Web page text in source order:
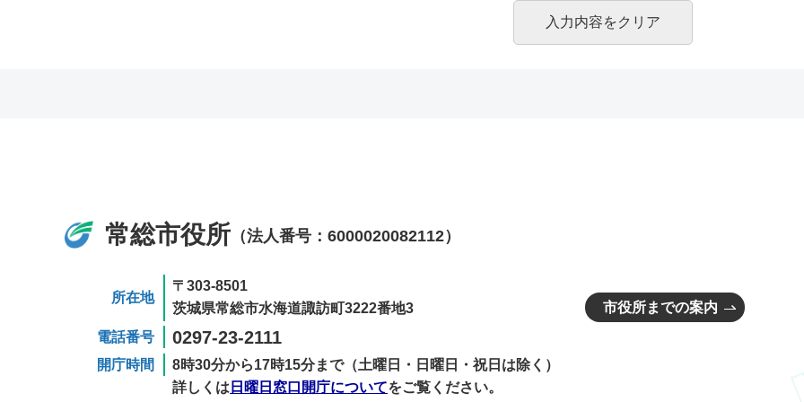
常総市役所 （法人番号：6000020082112）
所在地
〒303-8501
茨城県常総市水海道諏訪町3222番地3
電話番号
0297-23-2111
開庁時間
8時30分から17時15分まで（土曜日・日曜日・祝日は除く）
詳しくは 日曜日窓口開庁についてをご覧ください。
市役所までの案内